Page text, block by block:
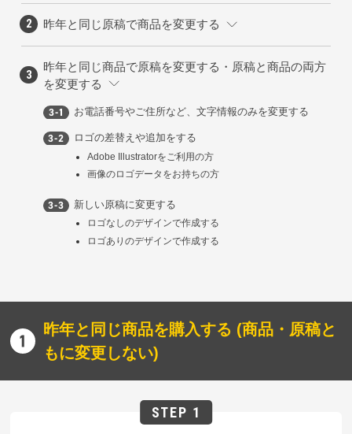
昨年と同じ原稿で商品を変更する
昨年と同じ商品で原稿を変更する・原稿と商品の両方
を変更する
お電話番号やご住所など、文字情報のみを変更する
ロゴの差替えや追加をする
Adobe Illustratorをご利用の方
画像のロゴデータをお持ちの方
新しい原稿に変更する
ロゴなしのデザインで作成する
ロゴありのデザインで作成する
昨年と同じ商品を購入する (商品・原稿と
もに変更しない)